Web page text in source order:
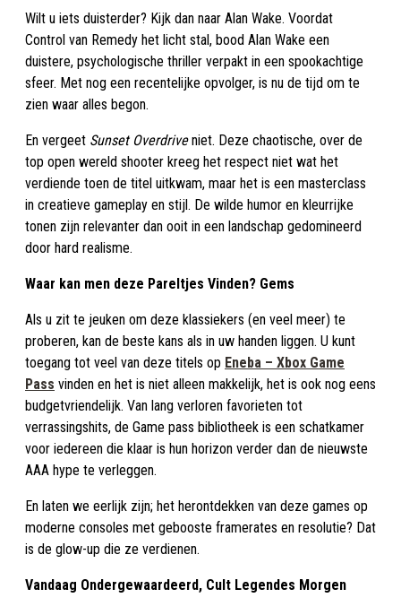
Wilt u iets duisterder? Kijk dan naar Alan Wake. Voordat
Control van Remedy het licht stal, bood Alan Wake een
duistere, psychologische thriller verpakt in een spookachtige
sfeer. Met nog een recentelijke opvolger, is nu de tijd om te
zien waar alles begon.
En vergeet Sunset Overdriveniet. Deze chaotische, over de
top open wereld shooter kreeg het respect niet wat het
verdiende toen de titel uitkwam, maar het is een masterclass
in creatieve gameplay en stijl. De wilde humor en kleurrijke
tonen zijn relevanter dan ooit in een landschap gedomineerd
door hard realisme.
Waar kan men deze Pareltjes Vinden? Gems
Als u zit te jeuken om deze klassiekers (en veel meer) te
proberen, kan de beste kans als in uw handen liggen. U kunt
toegang tot veel van deze titels op Eneba – Xbox Game
Pass vinden en het is niet alleen makkelijk, het is ook nog eens
budgetvriendelijk. Van lang verloren favorieten tot
verrassingshits, de Game pass bibliotheek is een schatkamer
voor iedereen die klaar is hun horizon verder dan de nieuwste
AAA hype te verleggen.
En laten we eerlijk zijn; het herontdekken van deze games op
moderne consoles met gebooste framerates en resolutie? Dat
is de glow-up die ze verdienen.
Vandaag Ondergewaardeerd, Cult Legendes Morgen